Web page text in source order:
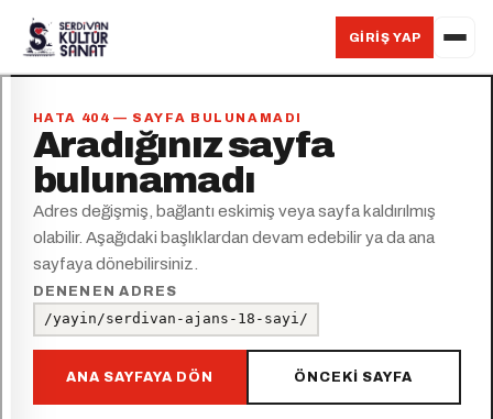
GIRIŞ YAP
HATA 404 — SAYFA BULUNAMADI
Aradığınız sayfa
bulunamadı
Adres değişmiş, bağlantı eskimiş veya sayfa kaldırılmış
olabilir. Aşağıdaki başlıklardan devam edebilir ya da ana
sayfaya dönebilirsiniz.
DENENEN ADRES
/yayin/serdivan-ajans-18-sayi/
ANA SAYFAYA DÖN ÖNCEKI SAYFA